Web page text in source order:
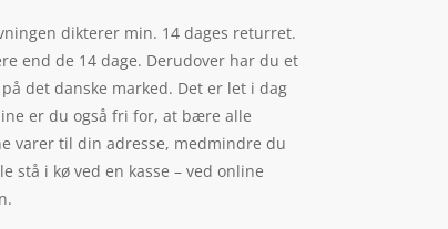
dikterer min. 14 dages returret.
end de 14 dage. Derudover har du et
det danske marked. Det er let i dag
er du også fri for, at bære alle
varer til din adresse, medmindre du
i kø ved en kasse – ved online